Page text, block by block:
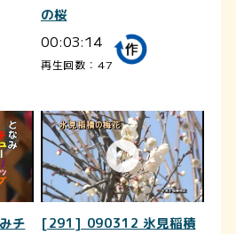
の桜
00:03:14
再生回数：47
チ
[291] 090312 氷見稲積